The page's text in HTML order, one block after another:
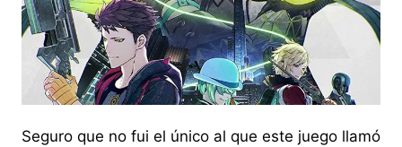
Seguro que no fui el único al que este juego llamó